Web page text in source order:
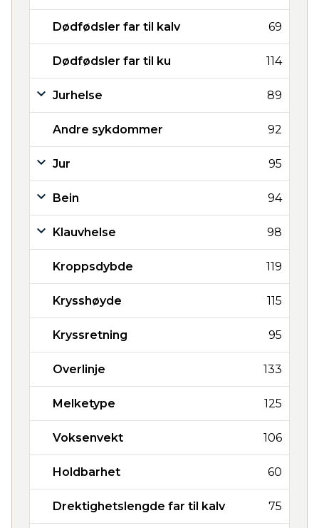
Dødfødsler far til kalv 69
Dødfødsler far til ku 114
Jurhelse 89
Andre sykdommer 92
Jur 95
Bein 94
Klauvhelse 98
Kroppsdybde 119
Krysshøyde 115
Kryssretning 95
Overlinje 133
Melketype 125
Voksenvekt 106
Holdbarhet 60
Drektighetslengde far til kalv 75